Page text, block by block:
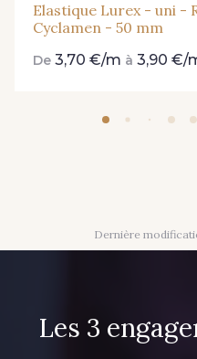
Elastique Lurex - uni -
Cyclamen - 50 mm
De 3,70 €/m à 3,90 €/
Dernière
Les 3